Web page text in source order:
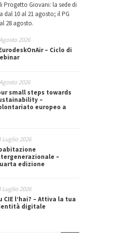
Progetto Giovani: la sede di
dal 10 al 21 agosto; il PG
28 agosto.
2026
– Ciclo di
2026
small steps towards
–
europeo a
Luglio 2026
–
edizione
Luglio 2026
CIE l’hai? – Attiva la tua
digitale